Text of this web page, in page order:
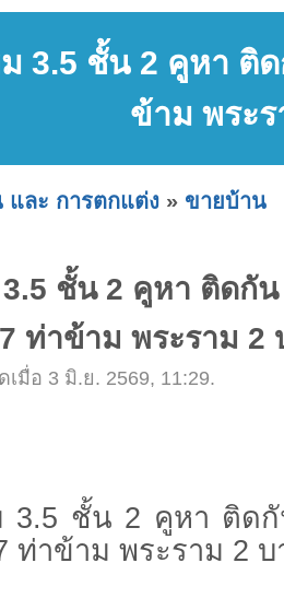
3.5 ชั้น 2 คูหา ติ
ข้าม พระ
ละ การตกแต่ง » ขายบ้าน
ชั้น 2 คูหา ติดกั
ท่าข้าม พระราม 2
มื่อ 3 มิ.ย. 2569, 11:29.
3.5 ชั้น 2 คูหา ติด
ท่าข้าม พระราม 2